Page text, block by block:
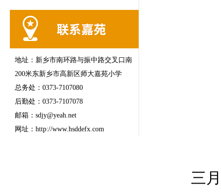
地址：新乡市南环路与振中路交叉口南
200米东新乡市高新区师大嘉苑小学
总务处：0373-7107080
后勤处：0373-7107078
邮箱：sdjy@yeah.net
网址：http://www.hsddefx.com
三月